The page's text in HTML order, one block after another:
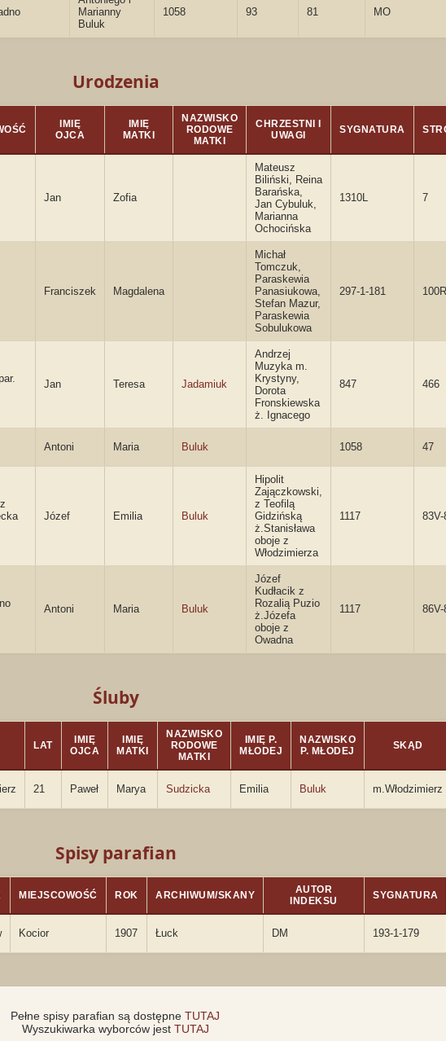
Marianny
Buluk
1058 93 81 MO
Urodzenia
IMIĘ
OJCA
IMIĘ
MATKI
NAZWISKO
RODOWE
MATKI
CHRZESTNI I
UWAGI
SYGNATURA
Jan Zofia
Mateusz
Biliński, Reina
Barańska,
Jan Cybuluk,
Marianna
Ochocińska
1310L 7
Franciszek Magdalena
Michał
Tomczuk,
Paraskewia
Panasiukowa,
Stefan Mazur,
Paraskewia
Sobulukowa
297-1-181 100R
Jan Teresa Jadamiuk
Andrzej
Muzyka m.
Krystyny,
Dorota
Fronskiewska
ż. Ignacego
847 466
Antoni Maria Buluk 1058 47
Józef Emilia Buluk
Hipolit
Zajączkowski,
z Teofilą
Gidzińską
ż.Stanisława
oboje z
Włodzimierza
1117 83V-
Antoni Maria Buluk
Józef
Kudłacik z
Rozalią Puzio
ż.Józefa
oboje z
Owadna
1117 86V-
Śluby
LAT
IMIĘ
OJCA
IMIĘ
MATKI
NAZWISKO
RODOWE
MATKI
IMIĘ P.
MŁODEJ
NAZWISKO
P. MŁODEJ
SKĄD
21 Paweł Marya Sudzicka Emilia Buluk m.Włodzimierz
Spisy parafian
MIEJSCOWOŚĆ ROK ARCHIWUM/SKANY
AUTOR
INDEKSU
SYGNATURA
Kocior 1907 Łuck DM 193-1-179
Pełne spisy parafian są dostępneTUTAJ
Wyszukiwarka wyborców jest TUTAJ